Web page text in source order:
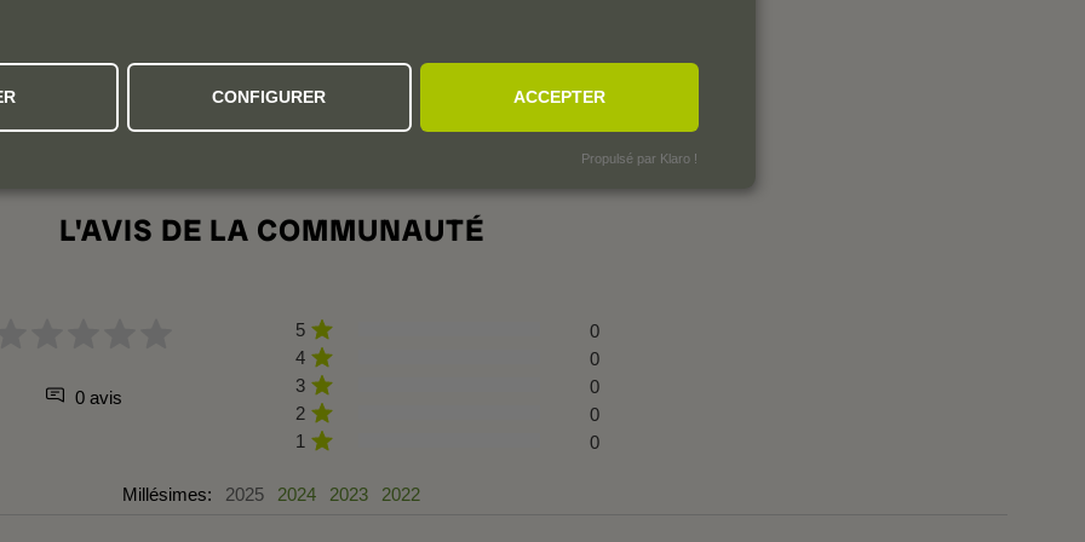
L'AVIS DE LA COMMUNAUTÉ
0 avis
5
0
4
0
3
0
2
0
1
0
Millésimes: 2025 2024 2023 2022
CONFIGURER ACCEPTER
Propulsé par Klaro !